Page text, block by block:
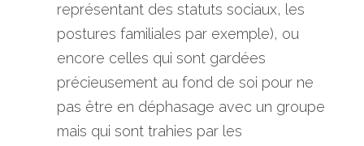
représentant des statuts sociaux, les
postures familiales par exemple), ou
encore celles qui sont gardées
précieusement au fond de soi pour ne
pas être en déphasage avec un groupe
mais qui sont trahies par les